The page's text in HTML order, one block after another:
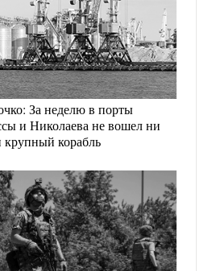
За неделю в порты
и Николаева не вошел ни
крупный корабль